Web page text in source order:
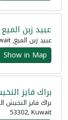
عبيد زبن الميع
عبيد زبن الميع, Street 17, Block 4, Mangaf, Ahmadi, 53302, Kuwait
Show in Map
براك فايز
53302, Kuwait